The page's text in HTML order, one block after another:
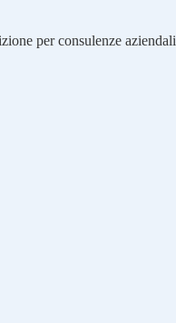
per consulenze aziendali